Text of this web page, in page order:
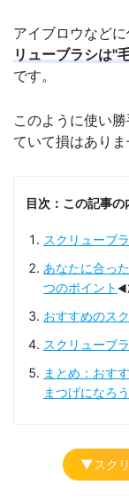
アイブロウなどに
リューブラシは"
です。
このように使い
ていて損はありま
目次：この記事の
スクリューブ
あなたに合っ
つのポイント ◀
おすすめのス
スクリューブ
まとめ：おす
まつげになろう
▼スク